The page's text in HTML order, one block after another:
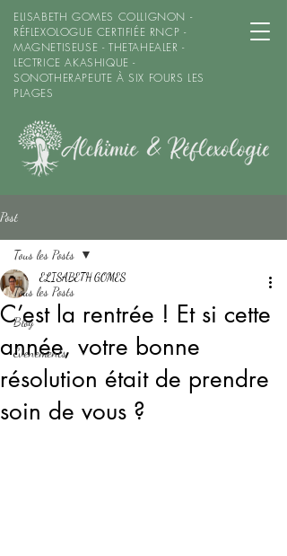
ELISABETH GOMES COLLIGNON -
RÉFLEXOLOGUE CERTIFIÉE RNCP -
MAGNETISEUSE - THETAHEALER -
LECTRICE AKASHIQUE -
SONOTHERAPEUTE À SIX FOURS LES
PLAGES
Post
Tous les Posts
Blog
Evenements
Tous les Posts
C’est la rentrée ! Et si cette
année, votre bonne
résolution était de prendre
soin de vous ?
ELISABETH GOMES